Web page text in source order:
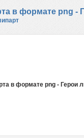
в формате png
в формате png -